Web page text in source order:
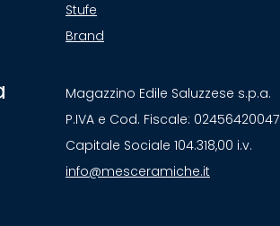
Stufe
Brand
Magazzino Edile Saluzzese s.p.a.
P.IVA e Cod. Fiscale: 02456420047
Capitale Sociale 104.318,00 i.v.
info@mesceramiche.it